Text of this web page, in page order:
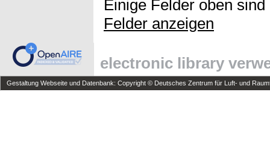
Einige Felder oben
Felder anzeigen
electronic library
Gestaltung Webseite und Datenbank: Copyright © Deutsches Zentrum für Luft- und